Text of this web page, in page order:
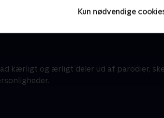
Kun nødvendige
kærligt og ærligt deler ud af parodier,